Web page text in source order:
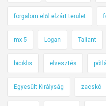
forgalom elől elzárt terület
mx-5 Logan Taliant
biciklis elvesztés
Egyesült Királyság zacskó